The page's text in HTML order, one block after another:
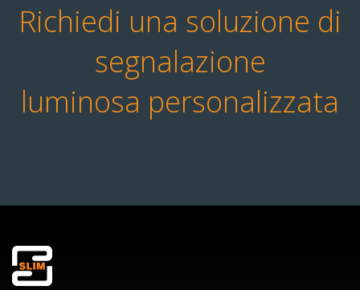
Richiedi una soluzione di
segnalazione
luminosa personalizzata